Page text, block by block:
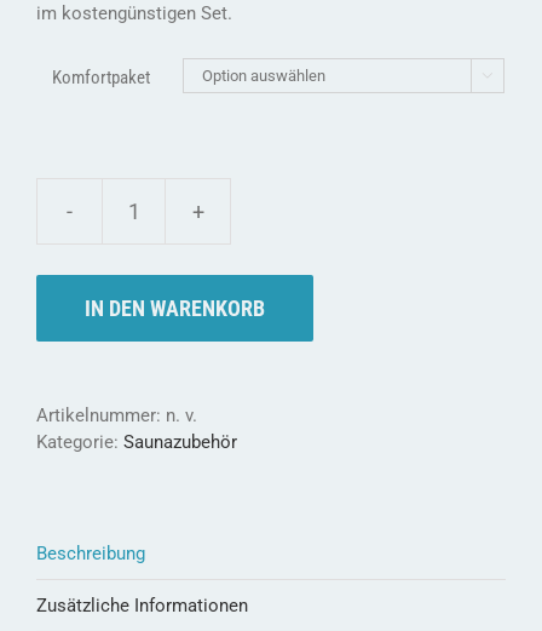
im kostengünstigen Set.
Komfortpaket 
Weka
-
viele
Sauna
Menge
IN DEN WARENKORB
Artikelnummer: n. v.
Kategorie: Saunazubehör
Beschreibung
Zusätzliche Informationen